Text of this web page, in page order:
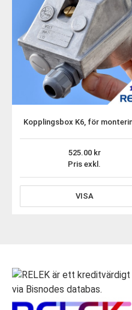
Pris exkl.
525.00
VISA